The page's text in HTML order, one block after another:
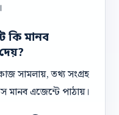
কি মানব
সামলায়, তথ্য সংগ্রহ
মানব এজেন্টে পাঠায়।